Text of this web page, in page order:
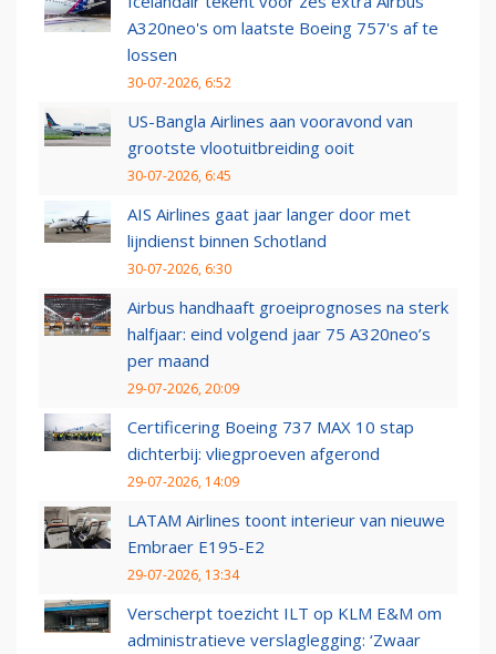
A320neo's om laatste Boeing 757's af te
lossen
30-07-2026, 6:52
US-Bangla Airlines aan vooravond van
grootste vlootuitbreiding ooit
30-07-2026, 6:45
AIS Airlines gaat jaar langer door met
lijndienst binnen Schotland
30-07-2026, 6:30
Airbus handhaaft groeiprognoses na sterk
halfjaar: eind volgend jaar 75 A320neo’s
per maand
29-07-2026, 20:09
Certificering Boeing 737 MAX 10 stap
dichterbij: vliegproeven afgerond
29-07-2026, 14:09
LATAM Airlines toont interieur van nieuwe
Embraer E195-E2
29-07-2026, 13:34
Verscherpt toezicht ILT op KLM E&M om
administratieve verslaglegging: ‘Zwaar